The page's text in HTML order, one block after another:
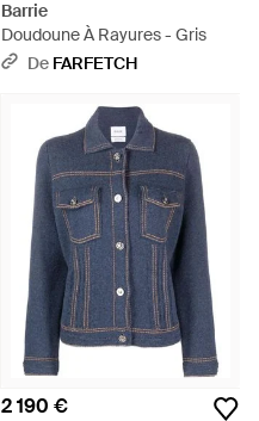
Barrie
Doudoune À Rayures - Gris
De FARFETCH
2 190 €